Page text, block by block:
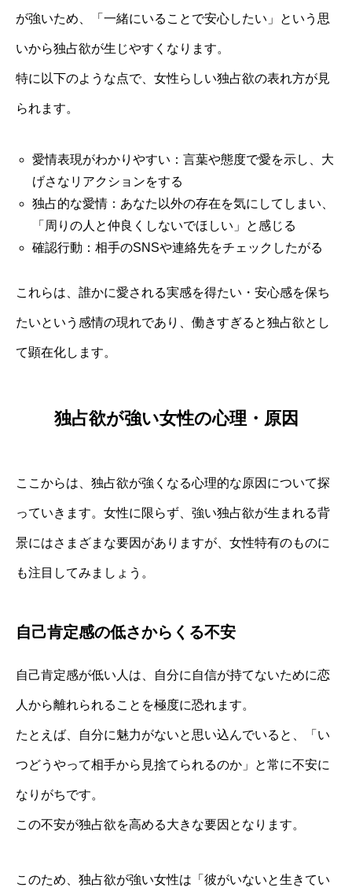
が強いため、「一緒にいることで安心したい」という思
いから独占欲が生じやすくなります。
特に以下のような点で、女性らしい独占欲の表れ方が見
られます。
愛情表現がわかりやすい：言葉や態度で愛を示し、大
げさなリアクションをする
独占的な愛情：あなた以外の存在を気にしてしまい、
「周りの人と仲良くしないでほしい」と感じる
確認行動：相手のSNSや連絡先をチェックしたがる
これらは、誰かに愛される実感を得たい・安心感を保ち
たいという感情の現れであり、働きすぎると独占欲とし
て顕在化します。
独占欲が強い女性の心理・原因
ここからは、独占欲が強くなる心理的な原因について探
っていきます。女性に限らず、強い独占欲が生まれる背
景にはさまざまな要因がありますが、女性特有のものに
も注目してみましょう。
自己肯定感の低さからくる不安
自己肯定感が低い人は、自分に自信が持てないために恋
人から離れられることを極度に恐れます。
たとえば、自分に魅力がないと思い込んでいると、「い
つどうやって相手から見捨てられるのか」と常に不安に
なりがちです。
この不安が独占欲を高める大きな要因となります。
このため、独占欲が強い女性は「彼がいないと生きてい